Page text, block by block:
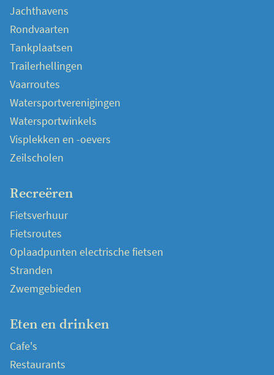
Jachthavens
Rondvaarten
Tankplaatsen
Trailerhellingen
Vaarroutes
Watersportverenigingen
Watersportwinkels
Visplekken en -oevers
Zeilscholen
Recreëren
Fietsverhuur
Fietsroutes
Oplaadpunten electrische fietsen
Stranden
Zwemgebieden
Eten en drinken
Cafe's
Restaurants